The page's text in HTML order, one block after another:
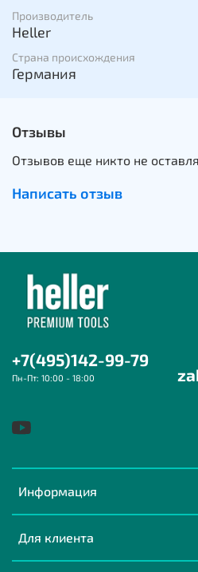
Производитель
Heller
Страна происхождения
Германия
Отзывы
Отзывов еще никто не
Написать отзыв
Информация
Для клиента
+7(495)142-99-79
Пн-Пт: 10:00 - 18:00